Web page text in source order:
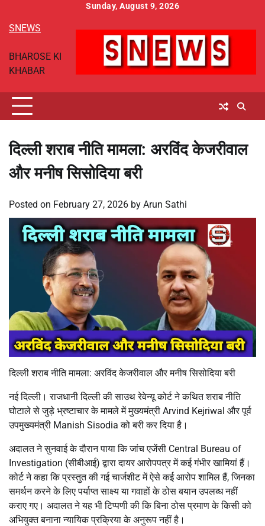
content
Sunday, August 9, 2026
SNEWS
BHAROSE KI
KHABAR
दिल्ली शराब नीति मामला: अरविंद केजरीवाल
और मनीष सिसोदिया बरी
Posted on February 27, 2026 by Arun Sathi
दिल्ली शराब नीति मामला: अरविंद केजरीवाल और मनीष सिसोदिया बरी
नई दिल्ली। राजधानी दिल्ली की साउथ रेवेन्यू कोर्ट ने कथित शराब नीति
घोटाले से जुड़े भ्रष्टाचार के मामले में मुख्यमंत्री Arvind Kejriwal और पूर्व
उपमुख्यमंत्री Manish Sisodia को बरी कर दिया है।
अदालत ने सुनवाई के दौरान पाया कि जांच एजेंसी Central Bureau of
Investigation (सीबीआई) द्वारा दायर आरोपपत्र में कई गंभीर खामियां हैं।
कोर्ट ने कहा कि प्रस्तुत की गई चार्जशीट में ऐसे कई आरोप शामिल हैं, जिनका
समर्थन करने के लिए पर्याप्त साक्ष्य या गवाहों के ठोस बयान उपलब्ध नहीं
कराए गए। अदालत ने यह भी टिप्पणी की कि बिना ठोस प्रमाण के किसी को
अभियुक्त बनाना न्यायिक प्रक्रिया के अनुरूप नहीं है।